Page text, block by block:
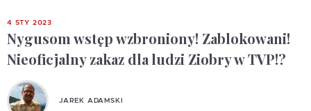
4 STY 2023
Nygusom wstęp wzbroniony! Zablokowani!
Nieoficjalny zakaz dla ludzi Ziobry w TVP!?
JAREK ADAMSKI